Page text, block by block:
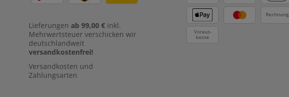
Lieferungen ab 99,00 € inkl.
Mehrwertsteuer verschicken wir
deutschlandweit
versandkostenfrei!
Versandkosten und
Zahlungsarten
Rechnung
Voraus-
kasse